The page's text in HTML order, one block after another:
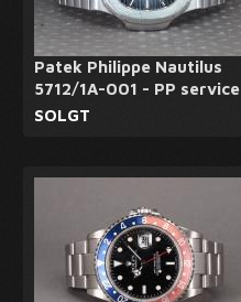
Patek Philippe Nautilus
5712/1A-001 - PP service
SOLGT